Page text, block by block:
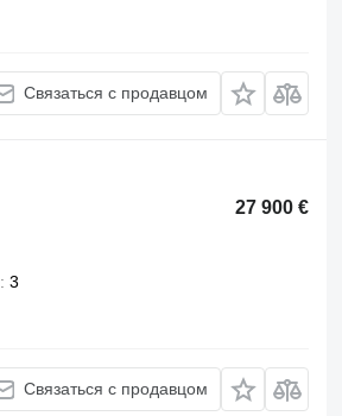
Связаться с продавцом
27 900 €
3
Связаться с продавцом